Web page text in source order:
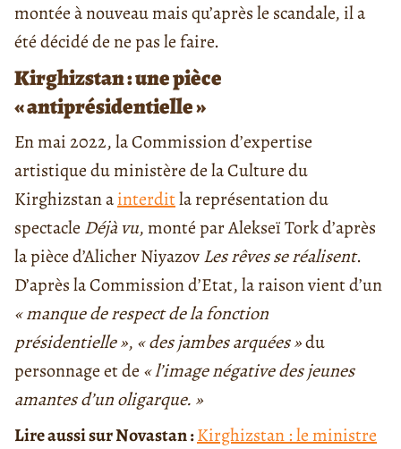
montée à nouveau mais qu’après le scandale, il a
été décidé de ne pas le faire.
Kirghizstan : une pièce
« antiprésidentielle »
En mai 2022, la Commission d’expertise
artistique du ministère de la Culture du
Kirghizstan ainterditla représentation du
spectacle Déjà vu, monté par Alekseï Tork d’après
la pièce d’Alicher NiyazovLes rêves se réalisent.
D’après la Commission d’Etat, la raison vient d’un
« manque de respect de la fonction
présidentielle », « des jambes arquées »du
personnage et de « l’image négative des jeunes
amantes d’un oligarque. »
Lire aussi sur Novastan :Kirghizstan : le ministre